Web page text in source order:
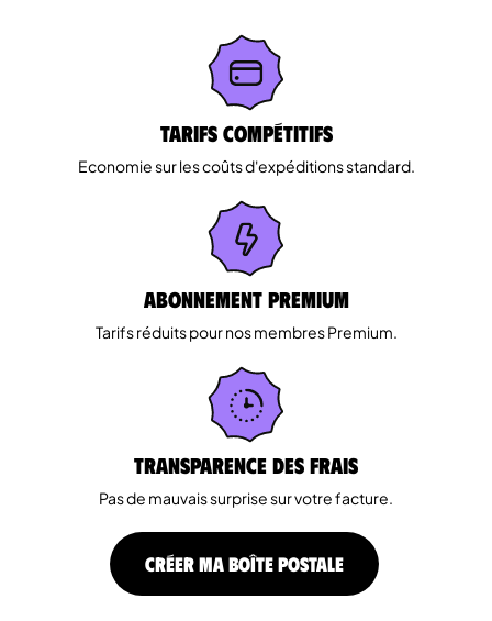
Tarifs Compétitifs
Economie sur les coûts d'expéditions standard.
Abonnement Premium
Tarifs réduits pour nos membres Premium.
Transparence des Frais
Pas de mauvais surprise sur votre facture.
CRÉER MA BOÎTE POSTALE